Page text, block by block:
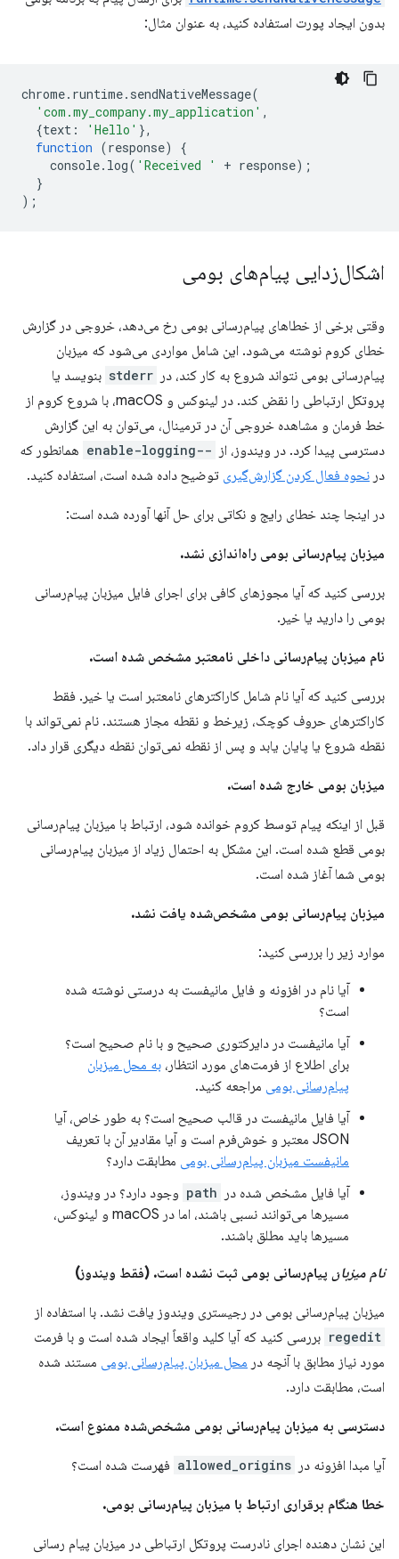
بدون ایجاد پورت استفاده کنید، به عنوان مثال:
chrome. runtime. sendNativeMessage(
'com.my_company.my_application' ,
{text : 'Hello' },
function (response)
{
console. log( 'Received ' + response);
}
);
اشکال‌زدایی پیام‌های بومی
وقتی برخی از خطاهای پیام‌رسانی بومی رخ می‌دهد، خروجی در گزارش
خطای کروم نوشته می‌شود. این شامل مواردی می‌شود که میزبان
پیام‌رسانی بومی نتواند شروع به کار کند، در stderr بنویسد یا
پروتکل ارتباطی را نقض کند. در لینوکس و macOS، با شروع کروم از
خط فرمان و مشاهده خروجی آن در ترمینال، می‌توان به این گزارش
دسترسی پیدا کرد. در ویندوز، از --enable-logging
همانطور که
در نحوه فعال کردن گزارش‌گیری توضیح داده شده است، استفاده کنید.
در اینجا چند خطای رایج و نکاتی برای حل آنها آورده شده است:
میزبان پیام‌رسانی بومی راه‌اندازی نشد.
بررسی کنید که آیا مجوزهای کافی برای اجرای فایل میزبان پیام‌رسانی
بومی را دارید یا خیر.
نام میزبان پیام‌رسانی داخلی نامعتبر مشخص شده است.
بررسی کنید که آیا نام شامل کاراکترهای نامعتبر است یا خیر. فقط
کاراکترهای حروف کوچک، زیرخط و نقطه مجاز هستند. نام نمی‌تواند با
نقطه شروع یا پایان یابد و پس از نقطه نمی‌توان نقطه دیگری قرار داد.
میزبان بومی خارج شده است.
قبل از اینکه پیام توسط کروم خوانده شود، ارتباط با میزبان پیام‌رسانی
بومی قطع شده است. این مشکل به احتمال زیاد از میزبان پیام‌رسانی
بومی شما آغاز شده است.
میزبان پیام‌رسانی بومی مشخص‌شده یافت نشد.
موارد زیر را بررسی کنید:
آیا نام در افزونه و فایل مانیفست به درستی نوشته شده
است؟
آیا مانیفست در دایرکتوری صحیح و با نام صحیح است؟
برای اطلاع از فرمت‌های مورد انتظار، به محل میزبان
پیام‌رسانی بومی مراجعه کنید.
آیا فایل مانیفست در قالب صحیح است؟ به طور خاص، آیا
JSON معتبر و خوش‌فرم است و آیا مقادیر آن با تعریف
مانیفست میزبان پیام‌رسانی بومی مطابقت دارد؟
آیا فایل مشخص شده در
path وجود دارد؟ در ویندوز،
مسیرها می‌توانند نسبی باشند، اما در macOS و لینوکس،
مسیرها باید مطلق باشند.
نام میزبان پیام‌رسانی بومی ثبت نشده است. (فقط ویندوز)
میزبان پیام‌رسانی بومی در رجیستری ویندوز یافت نشد. با استفاده از
regedit بررسی کنید که آیا کلید واقعاً ایجاد شده است و با فرمت
مورد نیاز مطابق با آنچه در محل میزبان پیام‌رسانی بومی مستند شده
است، مطابقت دارد.
دسترسی به میزبان پیام‌رسانی بومی مشخص‌شده ممنوع است.
آیا مبدا افزونه در allowed_origins فهرست شده است؟
خطا هنگام برقراری ارتباط با میزبان پیام‌رسانی بومی.
این نشان دهنده اجرای نادرست پروتکل ارتباطی در میزبان پیام رسانی